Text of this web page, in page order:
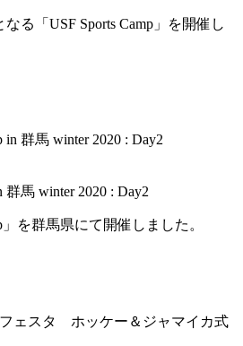
る「USF Sports Camp」を開催し
群馬 winter 2020 : Day2
」を群馬県にて開催しました。